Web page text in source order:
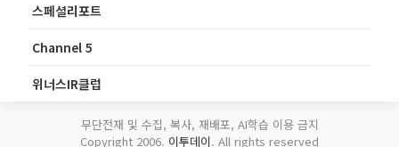
스페셜리포트
Channel 5
위너스IR클럽
무단전재 및 수집, 복사, 재배포, AI학습 이용 금지
Copyright 2006. 이투데이. All rights reserved